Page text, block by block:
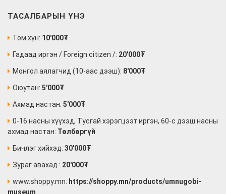
ТАСАЛБАРЫН ҮНЭ
Том хүн: 10'000₮
Гадаад иргэн / Foreign citizen /: 20'000₮
Монгол аялагчид (10-аас дээш): 8'000₮
Оюутан: 5'000₮
Ахмад настан: 5'000₮
0-16 насны хүүхэд, Тусгай хэрэгцээт иргэн, 60-с дээш насны
ахмад настан: Төлбөргүй
Бичлэг хийхэд: 30'000₮
Зураг авахад : 20'000₮
www.shoppy.mn: https://shoppy.mn/products/umnugobi-
museum